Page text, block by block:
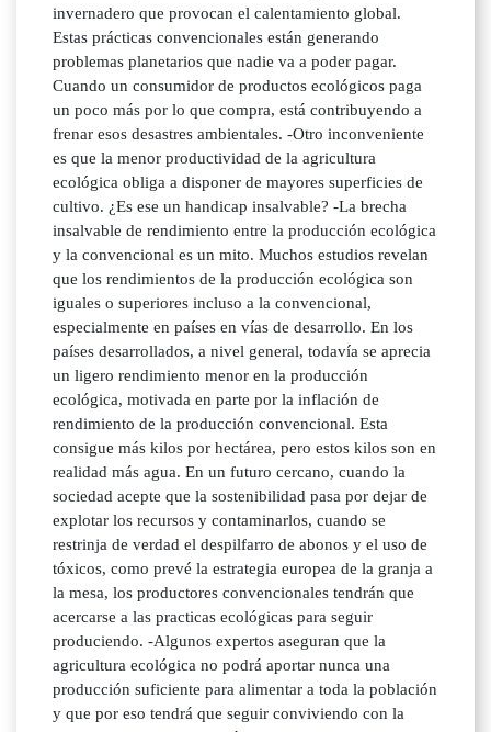
invernadero que provocan el calentamiento global.
Estas prácticas convencionales están generando
problemas planetarios que nadie va a poder pagar.
Cuando un consumidor de productos ecológicos paga
un poco más por lo que compra, está contribuyendo a
frenar esos desastres ambientales. -Otro inconveniente
es que la menor productividad de la agricultura
ecológica obliga a disponer de mayores superficies de
cultivo. ¿Es ese un handicap insalvable? -La brecha
insalvable de rendimiento entre la producción ecológica
y la convencional es un mito. Muchos estudios revelan
que los rendimientos de la producción ecológica son
iguales o superiores incluso a la convencional,
especialmente en países en vías de desarrollo. En los
países desarrollados, a nivel general, todavía se aprecia
un ligero rendimiento menor en la producción
ecológica, motivada en parte por la inflación de
rendimiento de la producción convencional. Esta
consigue más kilos por hectárea, pero estos kilos son en
realidad más agua. En un futuro cercano, cuando la
sociedad acepte que la sostenibilidad pasa por dejar de
explotar los recursos y contaminarlos, cuando se
restrinja de verdad el despilfarro de abonos y el uso de
tóxicos, como prevé la estrategia europea de la granja a
la mesa, los productores convencionales tendrán que
acercarse a las practicas ecológicas para seguir
produciendo. -Algunos expertos aseguran que la
agricultura ecológica no podrá aportar nunca una
producción suficiente para alimentar a toda la población
y que por eso tendrá que seguir conviviendo con la